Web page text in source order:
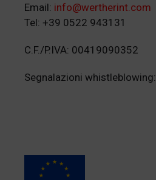
Email: info@wertherint.com
Tel: +39 0522 943131
C.F./P.IVA: 00419090352
Segnalazioni whistleblowing: